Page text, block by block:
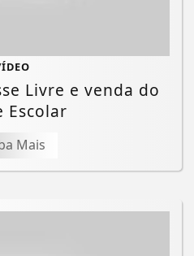
Livre e venda do
Escolar
Mais